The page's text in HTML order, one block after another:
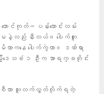
င်ကုတ် – ပန်းတောင်းလမ်း
မနဲ့လည်း နီးတယ်။ ပေါက်တူး
မိတာကနေ ပေါက်ကွဲတာ။ ဒဏ်ရာ
မြို့ဒေသခံ ၁ ဦးက အာရက္ခတိုင်း
င်စီဟာ သူလက်လွှတ်လိုက်ရတဲ့